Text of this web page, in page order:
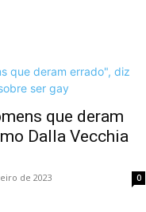
que deram
Dalla Vecchia
de 2023 0